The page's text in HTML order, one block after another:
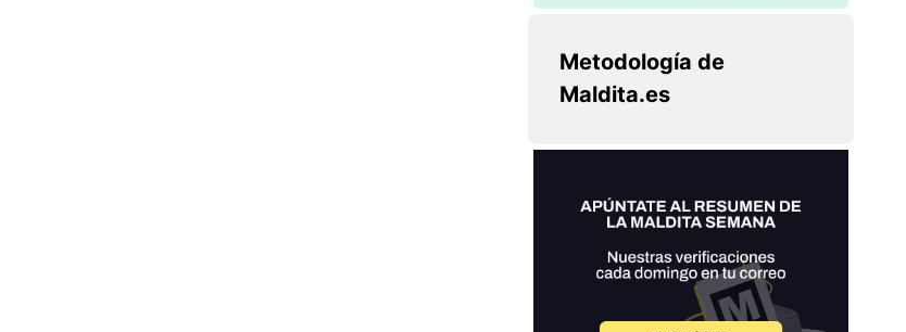
Metodología de
Maldita.es